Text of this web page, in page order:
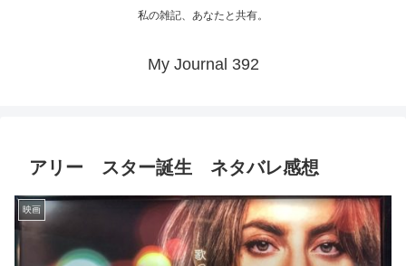
私の雑記、あなたと共有。
My Journal 392
アリー スター誕生 ネタバレ感想
映画